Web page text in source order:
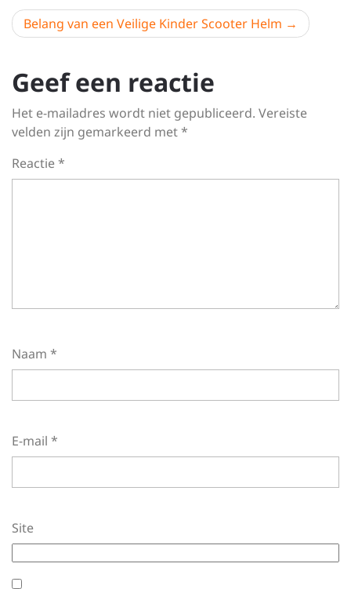
Belang van een Veilige Kinder Scooter Helm
Geef een reactie
Het e-mailadres wordt niet gepubliceerd. Vereiste
velden zijn gemarkeerd met*
Reactie*
Naam *
E-mail *
Site